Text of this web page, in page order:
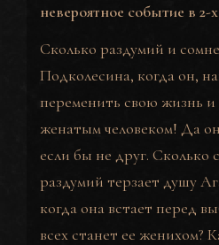
невероятное событие в 2-
Сколько раздумий и
Подколесина, когда он,
переменить свою жизнь и
женатым человеком! Да
если бы не друг. Сколько
раздумий терзает душу
когда она встает перед
всех станет ее женихом?